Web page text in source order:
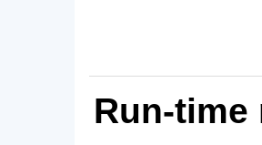
Run-time